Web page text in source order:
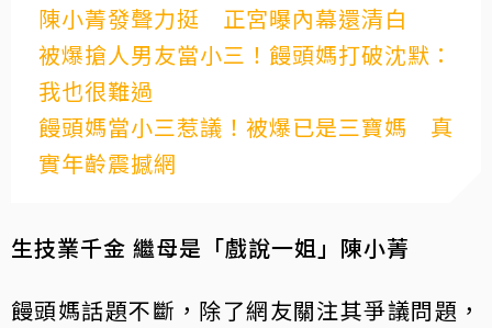
陳小菁發聲力挺 正宮曝內幕還清白
被爆搶人男友當小三！饅頭媽打破沈默：
我也很難過
饅頭媽當小三惹議！被爆已是三寶媽 真
實年齡震撼網
生技業千金 繼母是「戲說一姐」陳小菁
饅頭媽話題不斷，除了網友關注其爭議問題，